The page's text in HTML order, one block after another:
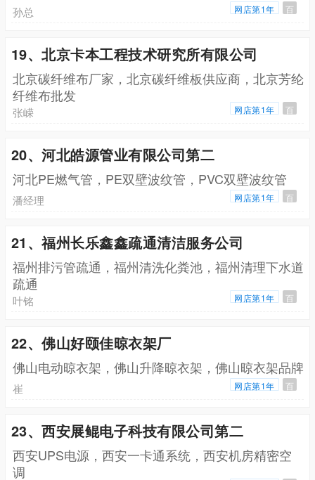
孙总 网店第1年 百
19、北京卡本工程技术研究所有限公司
北京碳纤维布厂家，北京碳纤维板供应商，北京芳纶
纤维布批发
张嵘 网店第1年 百
20、河北皓源管业有限公司第二
河北PE燃气管，PE双壁波纹管，PVC双壁波纹管
潘经理 网店第1年 百
21、福州长乐鑫鑫疏通清洁服务公司
福州排污管疏通，福州清洗化粪池，福州清理下水道
疏通
叶铭 网店第1年 百
22、佛山好颐佳晾衣架厂
佛山电动晾衣架，佛山升降晾衣架，佛山晾衣架品牌
崔 网店第1年 百
23、西安展鲲电子科技有限公司第二
西安UPS电源，西安一卡通系统，西安机房精密空
调